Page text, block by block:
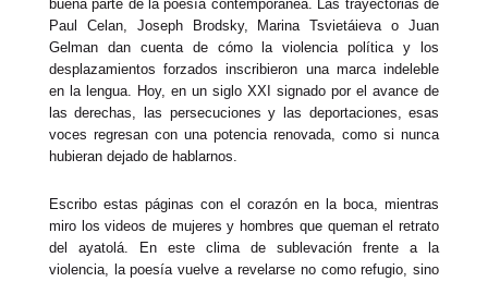
buena parte de la poesía contemporánea. Las trayectorias de
Paul Celan, Joseph Brodsky, Marina Tsvietáieva o Juan
Gelman dan cuenta de cómo la violencia política y los
desplazamientos forzados inscribieron una marca indeleble
en la lengua. Hoy, en un siglo XXI signado por el avance de
las derechas, las persecuciones y las deportaciones, esas
voces regresan con una potencia renovada, como si nunca
hubieran dejado de hablarnos.
Escribo estas páginas con el corazón en la boca, mientras
miro los videos de mujeres y hombres que queman el retrato
del ayatolá. En este clima de sublevación frente a la
violencia, la poesía vuelve a revelarse no como refugio, sino